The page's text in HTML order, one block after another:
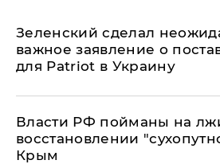
Зеленский сделал
важное заявление о
для Patriot в Украину
Власти РФ пойманы на
восстановлении
Крым